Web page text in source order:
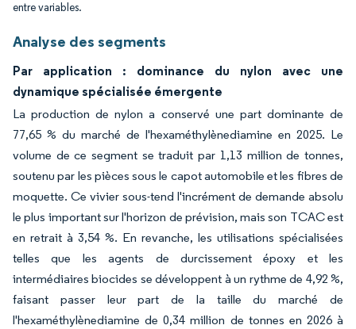
entre variables.
Analyse des segments
Par application : dominance du nylon avec une
dynamique spécialisée émergente
La production de nylon a conservé une part dominante de
77,65 % du marché de l'hexaméthylènediamine en 2025. Le
volume de ce segment se traduit par 1,13 million de tonnes,
soutenu par les pièces sous le capot automobile et les fibres de
moquette. Ce vivier sous-tend l'incrément de demande absolu
le plus important sur l'horizon de prévision, mais son TCAC est
en retrait à 3,54 %. En revanche, les utilisations spécialisées
telles que les agents de durcissement époxy et les
intermédiaires biocides se développent à un rythme de 4,92 %,
faisant passer leur part de la taille du marché de
l'hexaméthylènediamine de 0,34 million de tonnes en 2026 à